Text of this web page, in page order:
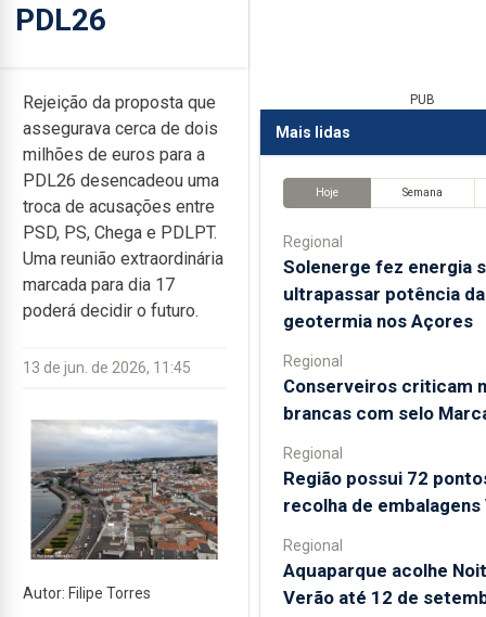
PDL26
Rejeição da proposta que
assegurava cerca de dois
milhões de euros para a
PDL26 desencadeou uma
troca de acusações entre
PSD, PS, Chega e PDLPT.
Uma reunião extraordinária
marcada para dia 17
poderá decidir o futuro.
13 de jun. de 2026, 11:45
Autor: Filipe Torres
PUB
Mais lidas
Hoje Semana
Regional
Solenerge fez energia
ultrapassar potência da
geotermia nos Açores
Regional
Conserveiros criticam
brancas com selo
Regional
Região possui 72
recolha de embalagens
Regional
Aquaparque acolhe
Verão até 12 de